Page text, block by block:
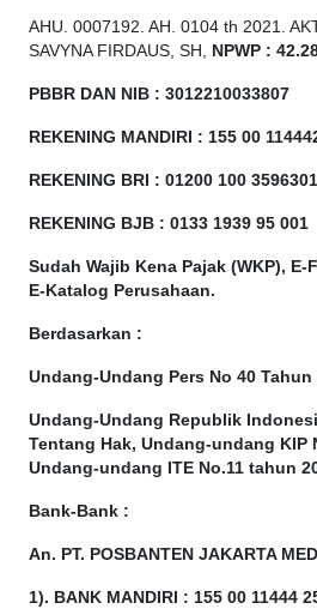
AHU. 0007192. AH. 0104 th 2021.
SAVYNA FIRDAUS, SH, NPW P : 42.
PBBR DAN NIB : 3012210033807
REKENING MANDIRI : 155 00
REKENING BRI : 01200 100 3596301
REKENING BJB : 0133 1939 95 001
Sudah Wajib Kena Pajak (WKP),
E-Katalog Perusahaan.
Berdasarkan :
Undang-Undang Pers No 40 Tahun
Undang-Undang Republik
Tentang Hak, Undang-undang KIP
Undang-undang ITE No.11 tahun
Bank-Bank :
An. PT. POSBANTEN JAKARTA
1). BANK MANDIRI : 155 00 11444